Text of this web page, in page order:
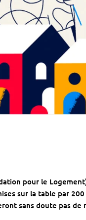
pour le
sur la table par
sans doute pas de